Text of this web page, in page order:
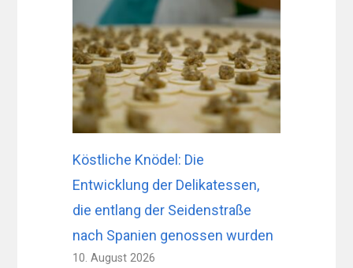
Köstliche Knödel: Die
Entwicklung der Delikatessen,
die entlang der Seidenstraße
nach Spanien genossen wurden
10. August 2026